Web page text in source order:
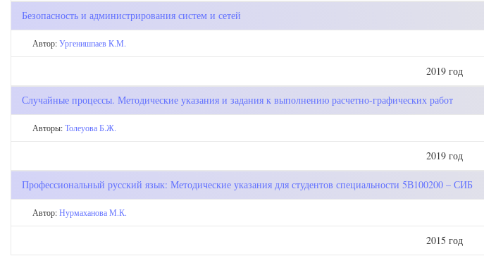
Безопасность и администрирования систем и сетей
Автор:Ургенишпаев К.М.
2019 год
Случайные процессы. Методические указания и задания к выполнению расчетно-графических работ
Авторы:Толеуова Б.Ж.
2019 год
Профессиональный русский язык: Методические указания для студентов специальности 5В100200 – СИБ
Автор:Нурмаханова М.К.
2015 год